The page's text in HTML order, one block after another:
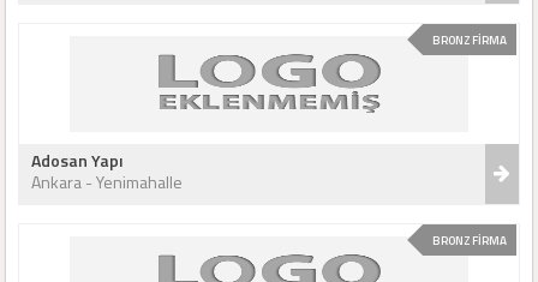
BRONZ FİRMA
Adosan Yapı
Ankara - Yenimahalle
BRONZ FİRMA